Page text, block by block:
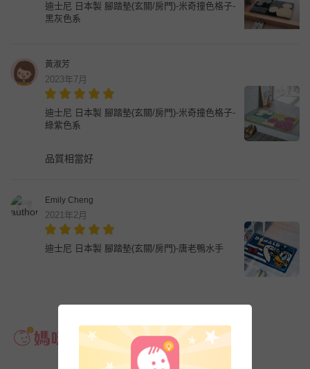
迪士尼 日本製 腳踏墊(玄關/房門)-米奇撞色格子-
黑灰色系
黃淑芳
2023年7月
迪士尼 日本製 腳踏墊(玄關/房門)-米奇撞色格子-
綠紫色系
品質相當好
Emily Cheng
2021年2月
迪士尼 日本製 腳踏墊(玄關/房門)-唐老鴨水手